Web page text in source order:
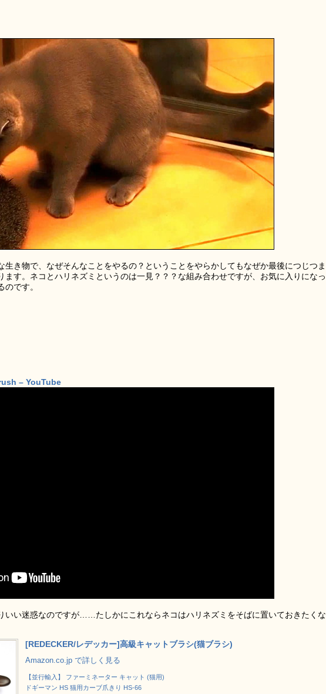
生き物で、なぜそんなことをやるの？ということをやらかしてもなぜか最後につじつま
ます。ネコとハリネズミというのは一見？？？な組み合わせですが、お気に入りになっ
です。
– YouTube
いい迷惑なのですが……たしかにこれならネコはハリネズミをそばに置いておきたくな
[REDECKER/レデッカー]高級キャットブラシ(猫ブラシ)
Amazon.co.jp で詳しく見る
【並行輸入】 ファーミネーター キャット (猫用)
ドギーマン HS 猫用カーブ爪きり HS-66